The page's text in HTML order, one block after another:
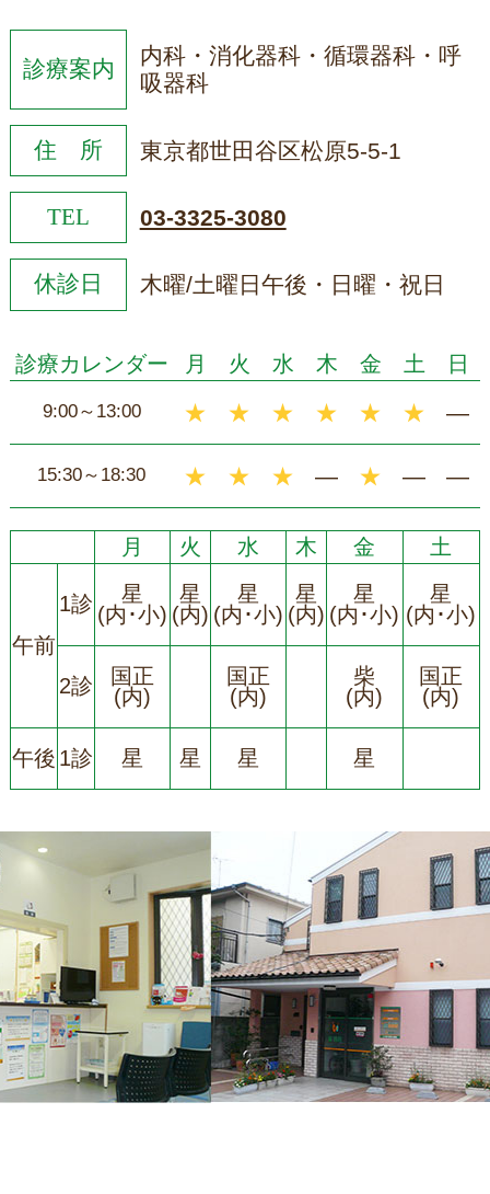
診療案内
内科・消化器科・循環器科・呼
吸器科
住 所 東京都世田谷区松原5-5-1
TEL 03-3325-3080
休診日 木曜/土曜日午後・日曜・祝日
診療カレンダー 月 火 水 木 金 土 日
9:00～13:00 ★ ★ ★ ★ ★ ★ ―
15:30～18:30 ★ ★ ★ ― ★ ― ―
月 火 水 木 金 土
午前
1診
星
(内･小)
星
(内)
星
(内･小)
星
(内)
星
(内･小)
星
(内･小)
2診
国正
(内)
国正
(内)
柴
(内)
国正
(内)
午後 1診 星 星 星 星